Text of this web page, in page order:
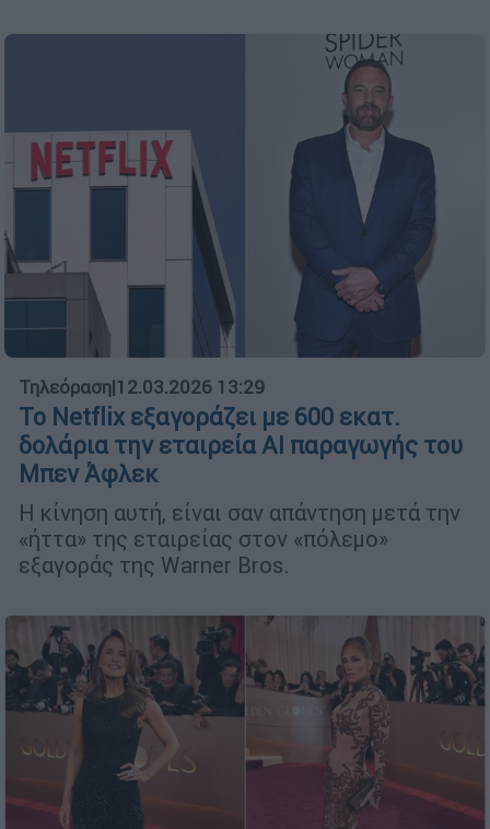
Τηλεόραση|12.03.2026 13:29
Το Netflix εξαγοράζει με 600 εκατ.
δολάρια την εταιρεία AI παραγωγής του
Μπεν Άφλεκ
Η κίνηση αυτή, είναι σαν απάντηση μετά την
«ήττα» της εταιρείας στον «πόλεμο»
εξαγοράς της Warner Bros.